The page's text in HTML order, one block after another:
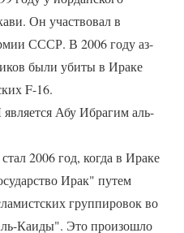
Он участвовал в
СССР. В 2006 году аз-
были убиты в Ираке
F-16.
Абу Ибрагим аль-
2006 год, когда в Ираке
Ирак" путем
группировок во
Каиды". Это произошло